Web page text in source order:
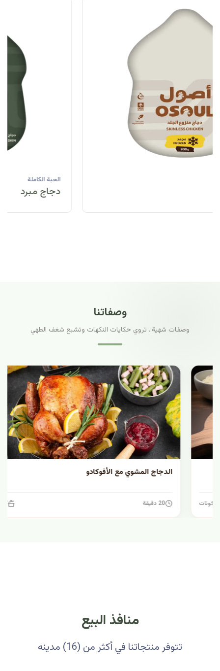
وصفاتنا
وصفات شهية.. تروي حكايات النكهات وتشبع شغف الطهي
الدجاج المشوي مع الأفوكادو
منافذ البيع
تتوفر منتجاتنا في أكثر من (16) مدينه